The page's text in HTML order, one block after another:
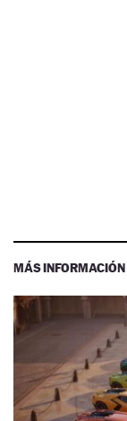
MÁS INFORMACIÓN